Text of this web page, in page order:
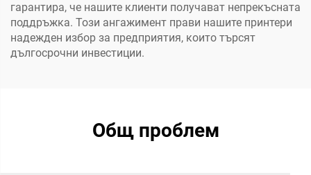
гарантира, че нашите клиенти получават непрекъсната
поддръжка. Този ангажимент прави нашите принтери
надежден избор за предприятия, които търсят
дългосрочни инвестиции.
Общ проблем